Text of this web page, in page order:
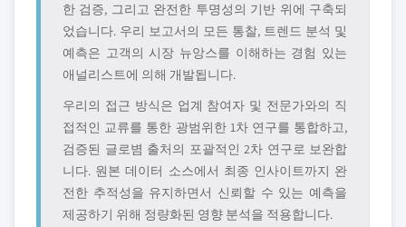
한 검증, 그리고 완전한 투명성의 기반 위에 구축되
었습니다. 우리 보고서의 모든 통찰, 트렌드 분석 및
예측은 고객의 시장 뉴앙스를 이해하는 경험 있는
애널리스트에 의해 개발됩니다.
우리의 접근 방식은 업계 참여자 및 전문가와의 직
접적인 교류를 통한 광범위한 1차 연구를 통합하고,
검증된 글로볌 출처의 포괄적인 2차 연구로 보완합
니다. 원본 데이터 소스에서 최종 인사이트까지 완
전한 추적성을 유지하면서 신뢰할 수 있는 예측을
제공하기 위해 정량화된 영향 분석을 적용합니다.